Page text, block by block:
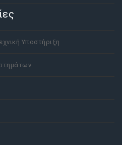
Υποστήριξη